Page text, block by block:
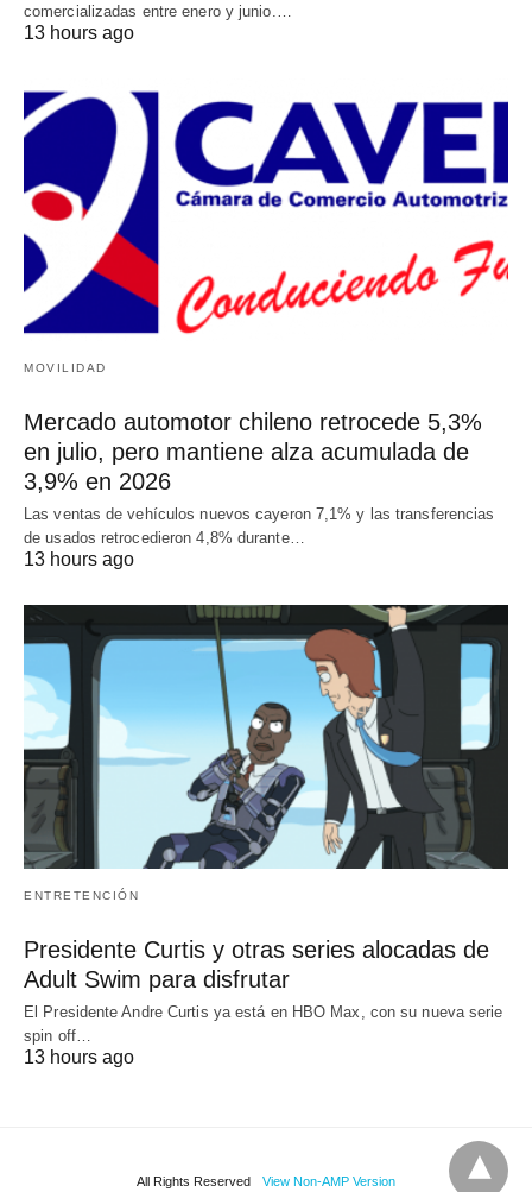
comercializadas entre enero y junio.…
13 hours ago
MOVILIDAD
Mercado automotor chileno retrocede 5,3%
en julio, pero mantiene alza acumulada de
3,9% en 2026
Las ventas de vehículos nuevos cayeron 7,1% y las transferencias
de usados retrocedieron 4,8% durante…
13 hours ago
ENTRETENCIÓN
Presidente Curtis y otras series alocadas de
Adult Swim para disfrutar
El Presidente Andre Curtis ya está en HBO Max, con su nueva serie
spin off…
13 hours ago
All Rights Reserved View Non-AMP Version